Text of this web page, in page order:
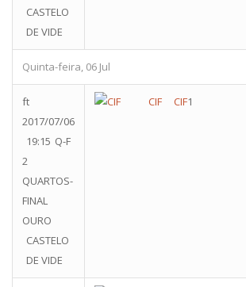
CASTELO
DE VIDE
Quinta-feira, 06 Jul
ft
2017/07/06
19:15 Q-F
2
QUARTOS-
FINAL
OURO
CASTELO
DE VIDE
CIF CIF1